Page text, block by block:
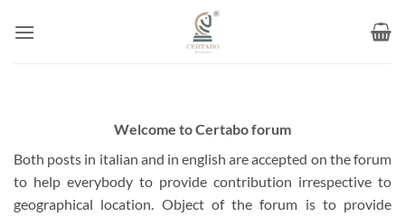
Welcome to Certabo forum
Both posts in italian and in english are accepted on the forum
to help everybody to provide contribution irrespective to
geographical location. Object of the forum is to provide